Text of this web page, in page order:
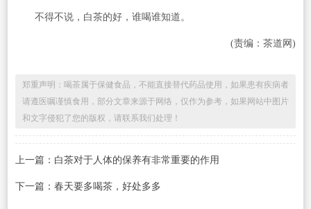
不得不说，白茶的好，谁喝谁知道。
(责编：茶道网)
郑重声明：喝茶属于保健食品，不能直接替代药品使用，如果患有疾病者
请遵医嘱谨慎食用，部分文章来源于网络，仅作为参考，如果网站中图片
和文字侵犯了您的版权，请联系我们处理！
上一篇：白茶对于人体的保养有非常重要的作用
下一篇：春天要多喝茶，好处多多